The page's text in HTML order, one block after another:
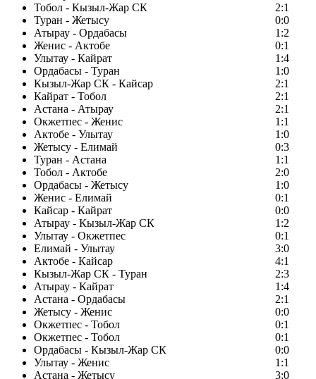
Тобол - Кызыл-Жар СК
2:1
Туран - Жетысу
0:0
Атырау - Ордабасы
1:2
Женис - Актобе
0:1
Улытау - Кайрат
1:4
Ордабасы - Туран
1:0
Кызыл-Жар СК - Кайсар
2:1
Кайрат - Тобол
2:1
Астана - Атырау
2:1
Окжетпес - Женис
1:1
Актобе - Улытау
1:0
Жетысу - Елимай
0:3
Туран - Астана
1:1
Тобол - Актобе
2:0
Ордабасы - Жетысу
1:0
Женис - Елимай
0:1
Кайсар - Кайрат
0:0
Атырау - Кызыл-Жар СК
1:2
Улытау - Окжетпес
0:1
Елимай - Улытау
3:0
Актобе - Кайсар
4:1
Кызыл-Жар СК - Туран
2:3
Атырау - Кайрат
1:4
Астана - Ордабасы
2:1
Жетысу - Женис
0:0
Окжетпес - Тобол
0:1
Окжетпес - Тобол
0:1
Ордабасы - Кызыл-Жар СК
0:0
Улытау - Женис
1:1
Астана - Жетысу
3:0